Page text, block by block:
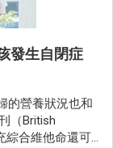
發生自閉症
的營養狀況也和
（British
綜合維他命還可